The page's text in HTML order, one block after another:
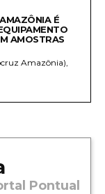
É
AMOSTRAS
Amazônia),
Pontual